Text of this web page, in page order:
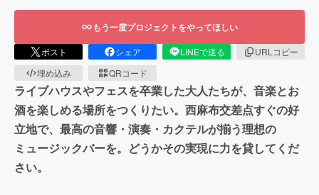
もう一度プロジェクトをやってほしい
ポスト シェア LINEで送る
URLコピー
埋め込み
QRコード
ライブハウスやフェスを卒業した大人たちが、音楽とお
酒を楽しめる場所をつくりたい。西麻布交差点すぐの好
立地で、最高の音響・演奏・カクテルが揃う理想の
ミュージックバーを。どうかその実現に力を貸してくだ
さい。